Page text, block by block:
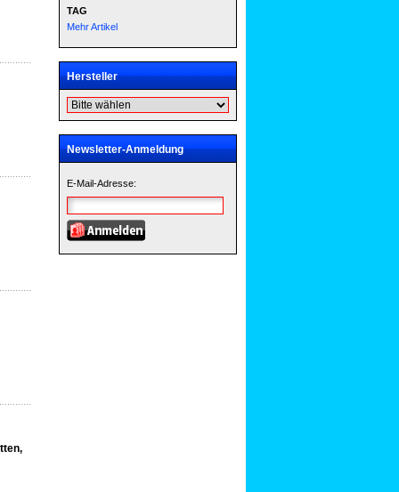
TAG
Mehr Artikel
Hersteller
Newsletter-Anmeldung
E-Mail-Adresse: